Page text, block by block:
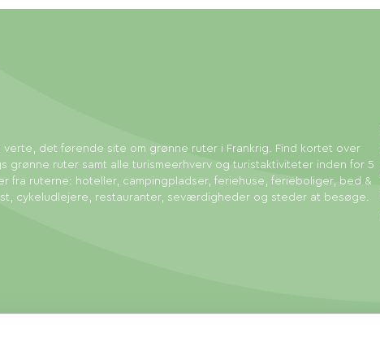
verte, det førende site om grønne ruter i Frankrig. Find kortet over
grønne ruter samt alle turismeerhverv og turistaktiviteter inden for 5
fra ruterne: hoteller, campingpladser, feriehuse, ferieboliger, bed &
cykeludlejere, restauranter, seværdigheder og steder at besøge.